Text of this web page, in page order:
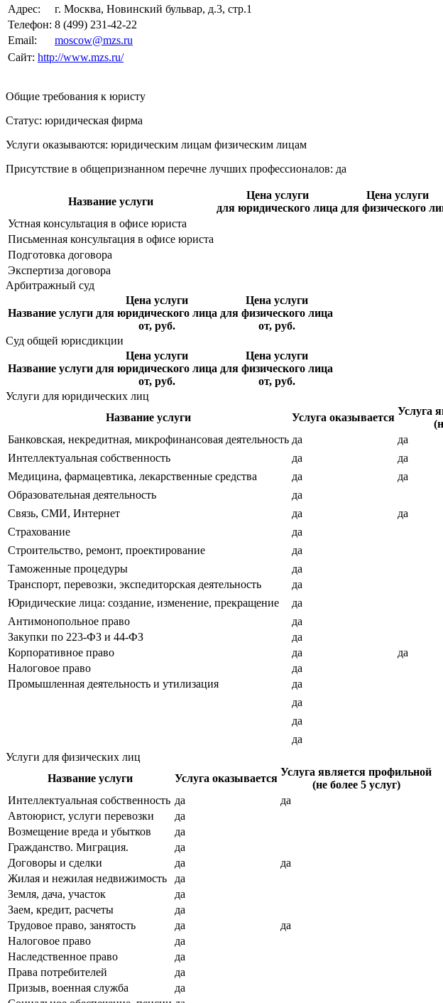
Адрес:
г. Москва, Новинский бульвар, д.3, стр.1
Телефон: 8 (499) 231-42-22
Email:
moscow@mzs.ru
Сайт: http://www.mzs.ru/
Общие требования к юристу
Статус: юридическая фирма
Услуги оказываются: юридическим лицам физическим лицам
Присутствие в общепризнанном перечне лучших профессионалов: да
Название услуги
Цена услуги
для юридического лица
Цена услуги
для физического
Устная консультация в офисе юриста
Письменная консультация в офисе юриста
Подготовка договора
Экспертиза договора
Арбитражный суд
Название услуги
Цена услуги
для юридического лица
от, руб.
Цена услуги
для физического лица
от, руб.
Суд общей юрисдикции
Название услуги
Цена услуги
для юридического лица
от, руб.
Цена услуги
для физического лица
от, руб.
Услуги для юридических лиц
Название услуги
Услуга оказывается
Услуга
Банковская, некредитная, микрофинансовая деятельность да
да
Интеллектуальная собственность
да
да
Медицина, фармацевтика, лекарственные средства
да
да
Образовательная деятельность
да
Связь, СМИ, Интернет
да
да
Страхование
да
Строительство, ремонт, проектирование
да
Таможенные процедуры
да
Транспорт, перевозки, экспедиторская деятельность
да
Юридические лица: создание, изменение, прекращение
да
Антимонопольное право
да
Закупки по 223-ФЗ и 44-ФЗ
да
Корпоративное право
да
да
Налоговое право
да
Промышленная деятельность и утилизация
да
да
да
да
Услуги для физических лиц
Название услуги
Услуга оказывается
Услуга является профильной
(не более 5 услуг)
Интеллектуальная собственность да
да
Автоюрист, услуги перевозки
да
Возмещение вреда и убытков
да
Гражданство. Миграция.
да
Договоры и сделки
да
да
Жилая и нежилая недвижимость
да
Земля, дача, участок
да
Заем, кредит, расчеты
да
Трудовое право, занятость
да
да
Налоговое право
да
Наследственное право
да
Права потребителей
да
Призыв, военная служба
да